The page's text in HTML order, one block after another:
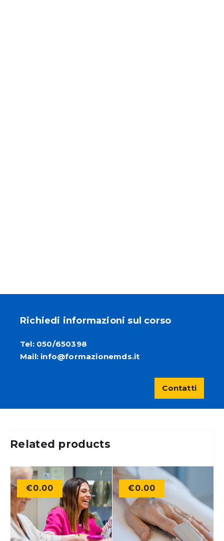
Richiedi informazioni sul corso
Tel: 050/650398
Mail: info@formazionemds.it
Contatti
Related products
€0.00 €0.00